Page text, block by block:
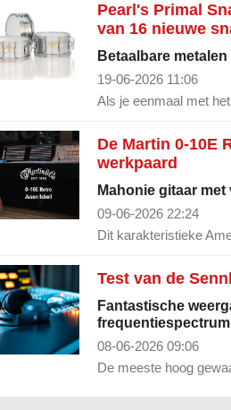
Pearl's Primal
van 16 nieuwe
Betaalbare
19-06-2026 11:06
Als je eenmaal met
De Martin 0-10E
werkpaard
Mahonie gitaar
09-06-2026 22:24
Dit karakteristieke
Test van de
Fantastische
frequentiespectrum
08-06-2026 09:06
De meeste hoog